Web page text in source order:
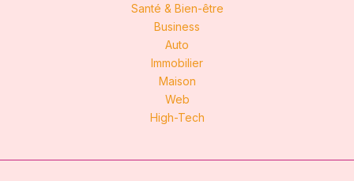
Santé & Bien-être
Business
Auto
Immobilier
Maison
Web
High-Tech